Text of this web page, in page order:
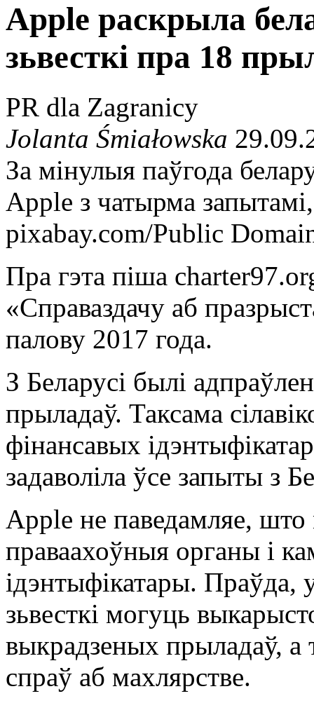
Apple раскрыла
зьвесткі пра 18
PR dla Zagranicy
Jolanta Śmiałowska
За мінулыя паўгода
Apple з чатырма
pixabay.com/Public
Пра гэта піша
«Справаздачу аб
палову 2017 года.
З Беларусі былі
прыладаў. Таксама
фінансавых
задаволіла ўсе запыты з
Apple не паведамляе, што
праваахоўныя органы і
ідэнтыфікатары. Праўда,
зьвесткі могуць
выкрадзеных прыладаў, а
спраў аб махлярстве.